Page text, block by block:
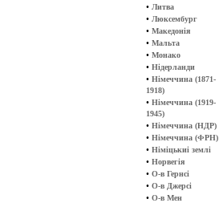
• Литва
• Люксембург
• Македонія
• Мальта
• Монако
• Нідерланди
• Німеччина (1871-
1918)
• Німеччина (1919-
1945)
• Німеччина (НДР)
• Німеччина (ФРН)
• Німіцькиі землі
• Норвегія
• О-в Гернсі
• О-в Джерсі
• О-в Мен